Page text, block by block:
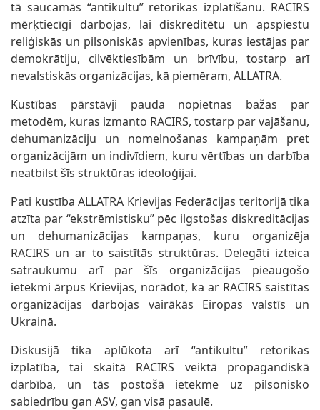
tā saucamās “antikultu” retorikas izplatīšanu. RACIRS
mērķtiecīgi darbojas, lai diskreditētu un apspiestu
reliģiskās un pilsoniskās apvienības, kuras iestājas par
demokrātiju, cilvēktiesībām un brīvību, tostarp arī
nevalstiskās organizācijas, kā piemēram, ALLATRA.
Kustības pārstāvji pauda nopietnas bažas par
metodēm, kuras izmanto RACIRS, tostarp par vajāšanu,
dehumanizāciju un nomelnošanas kampaņām pret
organizācijām un indivīdiem, kuru vērtības un darbība
neatbilst šīs struktūras ideoloģijai.
Pati kustība ALLATRA Krievijas Federācijas teritorijā tika
atzīta par “ekstrēmistisku” pēc ilgstošas diskreditācijas
un dehumanizācijas kampaņas, kuru organizēja
RACIRS un ar to saistītās struktūras. Delegāti izteica
satraukumu arī par šīs organizācijas pieaugošo
ietekmi ārpus Krievijas, norādot, ka ar RACIRS saistītas
organizācijas darbojas vairākās Eiropas valstīs un
Ukrainā.
Diskusijā tika aplūkota arī “antikultu” retorikas
izplatība, tai skaitā RACIRS veiktā propagandiskā
darbība, un tās postošā ietekme uz pilsonisko
sabiedrību gan ASV, gan visā pasaulē.